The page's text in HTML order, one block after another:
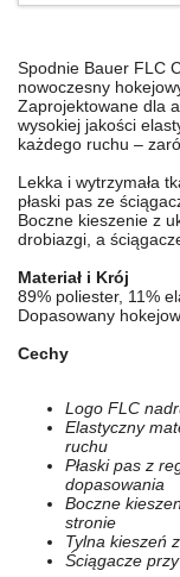
Spodnie Bauer FLC
nowoczesny
Zaprojektowane dla
wysokiej jakości
każdego ruchu –
Lekka i wytrzymała
płaski pas ze
Boczne kieszenie z
drobiazgi, a
Materiał i Krój
89% poliester, 11%
Dopasowany
Cechy
Logo FLC
Elastyczny
ruchu
Płaski pas z
dopasowania
Boczne
stronie
Tylna kieszeń
Ściągacze